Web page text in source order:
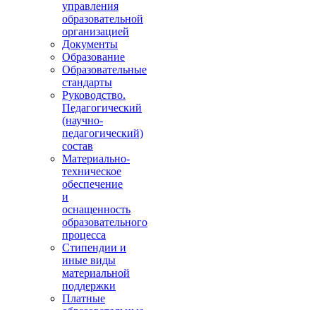
управления
образовательной
организацией
Документы
Образование
Образовательные
стандарты
Руководство.
Педагогический
(научно-
педагогический)
состав
Материально-
техническое
обеспечение
и
оснащенность
образовательного
процесса
Стипендии и
иные виды
материальной
поддержки
Платные